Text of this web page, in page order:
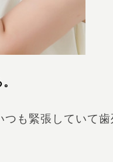
も緊張していて